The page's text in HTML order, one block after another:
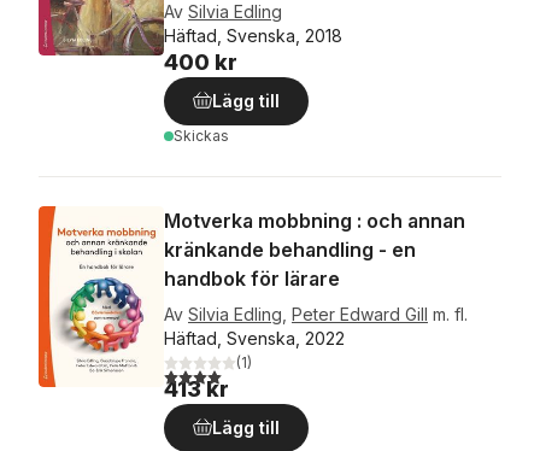
Av Silvia Edling
Häftad, Svenska, 2018
400 kr
Lägg till
Skickas
Motverka mobbning : och annan
kränkande behandling - en
handbok för lärare
Av Silvia Edling Peter Edward Gill m. fl.
Häftad, Svenska, 2022
4,0utav 5 stjärnor. Totalt antal röster:
(1)
413 kr
Lägg till